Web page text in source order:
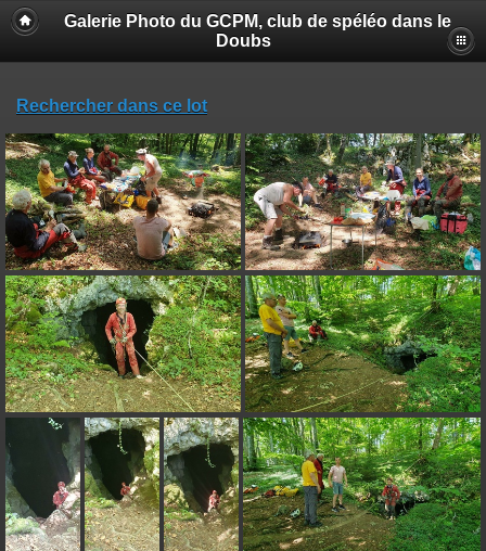
Galerie Photo du GCPM, club de spéléo dans le
Doubs
Rechercher dans ce lot